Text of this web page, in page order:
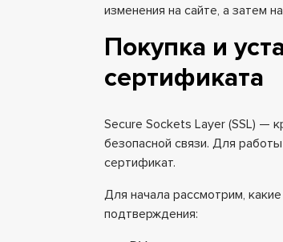
изменения на сайте, а затем
Покупка и
сертификата
Secure Sockets Layer (SSL) —
безопасной связи. Для
сертификат.
Для начала рассмотрим,
подтверждения: